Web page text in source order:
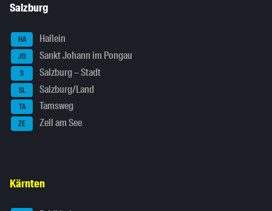
Salzburg
HA Hallein
JO Sankt Johann im Pongau
S Salzburg – Stadt
SL Salzburg/Land
TA Tamsweg
ZE Zell am See
Kärnten